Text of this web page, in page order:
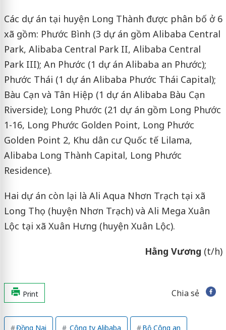
Các dự án tại huyện Long Thành được phân bố ở 6
xã gồm: Phước Bình (3 dự án gồm Alibaba Central
Park, Alibaba Central Park II, Alibaba Central
Park III); An Phước (1 dự án Alibaba an Phước);
Phước Thái (1 dự án Alibaba Phước Thái Capital);
Bàu Cạn và Tân Hiệp (1 dự án Alibaba Bàu Cạn
Riverside); Long Phước (21 dự án gồm Long Phước
1-16, Long Phước Golden Point, Long Phước
Golden Point 2, Khu dân cư Quốc tế Lilama,
Alibaba Long Thành Capital, Long Phước
Residence).
Hai dự án còn lại là Ali Aqua Nhơn Trạch tại xã
Long Thọ (huyện Nhơn Trạch) và Ali Mega Xuân
Lộc tại xã Xuân Hưng (huyện Xuân Lộc).
Hằng Vương (t/h)
Print Chia sẻ
Đồng Nai Công ty Alibaba Bộ Công an